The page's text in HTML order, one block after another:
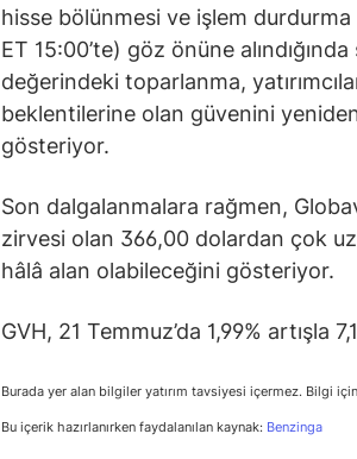
hisse bölünmesi ve işlem
ET 15:00’te) göz önüne
değerindeki toparlanma,
beklentilerine olan güvenini yeniden
gösteriyor.
Son dalgalanmalara rağmen,
zirvesi olan 366,00 dolardan çok
hâlâ alan olabileceğini gösteriyor.
GVH, 21 Temmuz’da 1,99% artışla
Burada yer alan bilgiler yatırım tavsiyesi içermez. Bilgi
Bu içerik hazırlanırken faydalanılan kaynak: Benzinga